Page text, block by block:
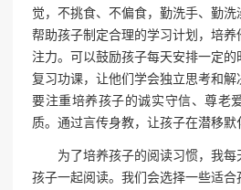
觉，不挑食、不偏食，勤洗手、勤
帮助孩子制定合理的学习计划，培
注力。可以鼓励孩子每天安排一定
复习功课，让他们学会独立思考和解
要注重培养孩子的诚实守信、尊老
质。通过言传身教，让孩子在潜移默
为了培养孩子的阅读习惯，我
孩子一起阅读。我们会选择一些适